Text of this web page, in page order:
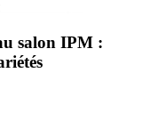
salon IPM :